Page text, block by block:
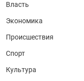
Власть
Экономика
Происшествия
Спорт
Культура